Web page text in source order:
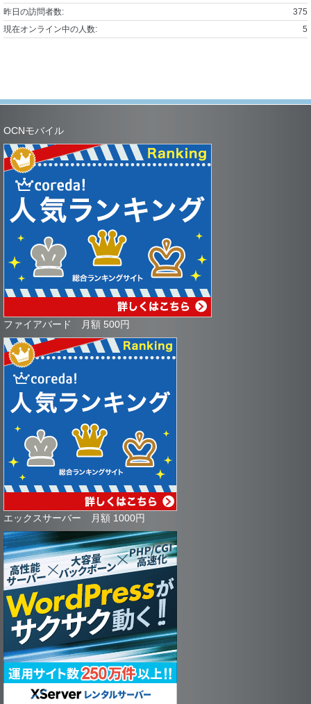
375
昨日の訪問者数:
5
現在オンライン中の人数:
OCNモバイル
ファイアバード 月額 500円
エックスサーバー 月額 1000円